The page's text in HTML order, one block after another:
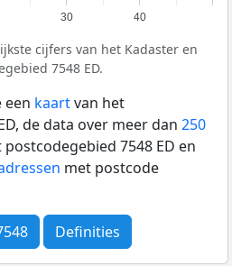
30 40
cijfers van het Kadaster en
7548 ED.
een kaartvan het
de data over meer dan 250
7548 ED en
met postcode
Definities